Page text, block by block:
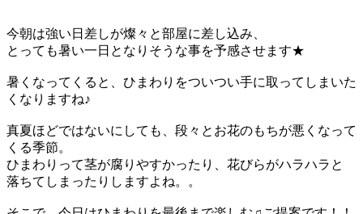
今朝は強い日差しが燦々と部屋に差し込み、
とっても暑い一日となりそうな事を予感させます★
暑くなってくると、ひまわりをついつい手に取ってしまいた
くなりますね♪
真夏ほどではないにしても、段々とお花のもちが悪くなって
くる季節。
ひまわりって茎が腐りやすかったり、花びらがハラハラと
落ちてしまったりしますよね。。